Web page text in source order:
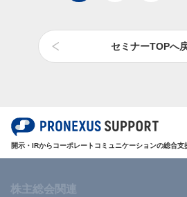
セミナーTOPへ
開示・IRからコーポレートコミュニケーションの総合支
株主総会関連